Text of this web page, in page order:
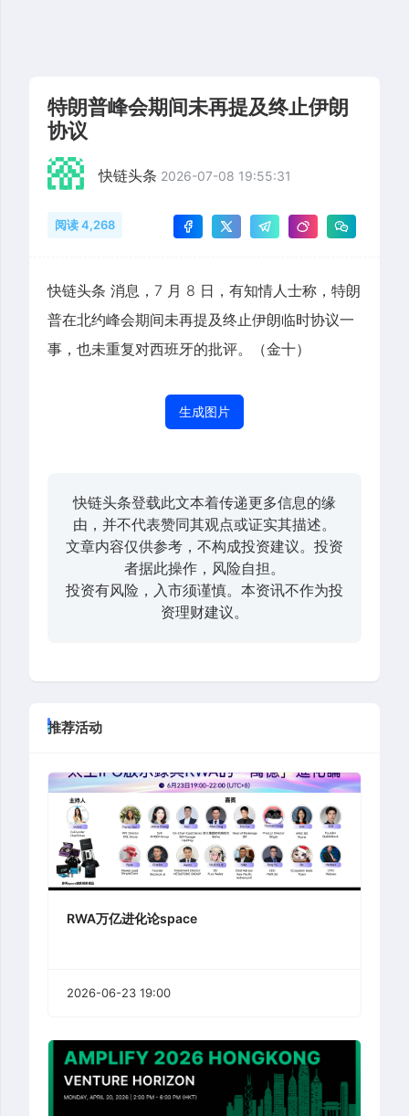
特朗普峰会期间未再提及终止伊朗
协议
快链头条 2026-07-08 19:55:31
阅读 4,268
快链头条 消息，7 月 8 日，有知情人士称，特朗
普在北约峰会期间未再提及终止伊朗临时协议一
事，也未重复对西班牙的批评。（金十）
生成图片
快链头条登载此文本着传递更多信息的缘
由，并不代表赞同其观点或证实其描述。
文章内容仅供参考，不构成投资建议。投资
者据此操作，风险自担。
投资有风险，入市须谨慎。本资讯不作为投
资理财建议。
推荐活动
RWA万亿进化论space
2026-06-23 19:00